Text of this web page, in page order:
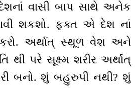
વાસી બાપ સાથે અનેક
શકશો. ફક્ત એ દેશ નાં
અર્થાત્ સ્થૂળ વેશ અને
થી પરે સૂક્ષ્મ શરીર અર્થાત્
બનો. શું બહુરુપી નથી? શું